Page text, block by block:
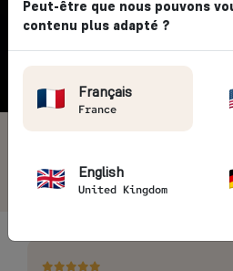
Vintage Rides→
Peut-être que nous pouvons
contenu plus adapté ?
Français
France
English
United Kingdom